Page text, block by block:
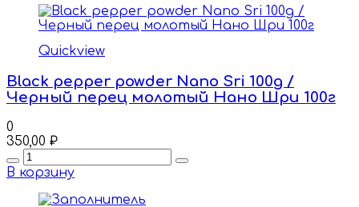
Quickview
Black pepper powder Nano Sri 100g /
Черный перец молотый Нано Шри 100г
0
350,00 ₽
Quantity
В корзину